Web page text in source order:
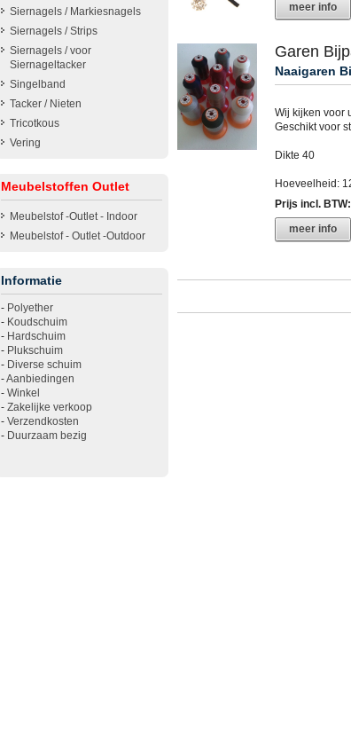
Siernagels / Markiesnagels
Siernagels / Strips
Siernagels / voor
Siernageltacker
Singelband
Tacker / Nieten
Tricotkous
Vering
Meubelstoffen Outlet
Meubelstof -Outlet - Indoor
Meubelstof - Outlet -Outdoor
Informatie
- Polyether
- Koudschuim
- Hardschuim
- Plukschuim
- Diverse schuim
-Aanbiedingen
- Winkel
- Zakelijke verkoop
- Verzendkosten
- Duurzaam bezig
meer info
Garen
Naaigaren
Wij kijken voor
Geschikt voor
Dikte 40
Hoeveelheid:
Prijs incl. BTW:
meer info